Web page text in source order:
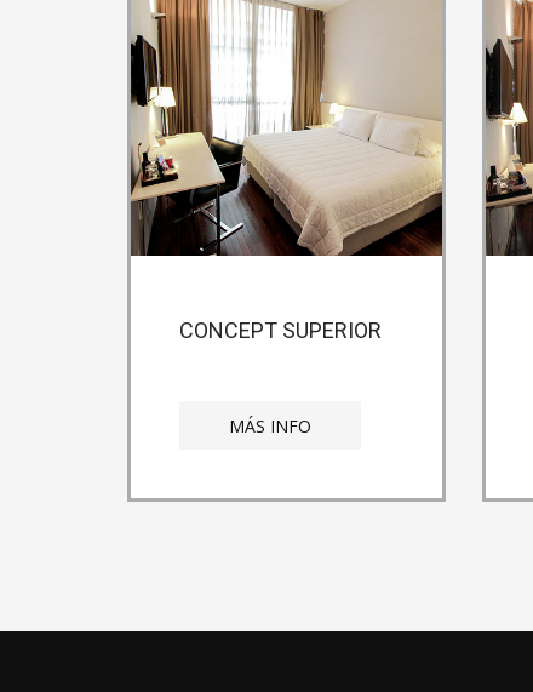
CONCEPT SUPERIOR
MÁS INFO